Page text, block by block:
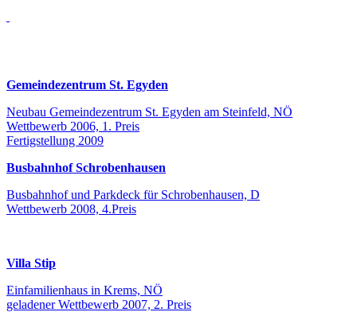
Gemeindezentrum St. Egyden
Neubau Gemeindezentrum St. Egyden am Steinfeld, NÖ
Wettbewerb 2006, 1. Preis
Fertigstellung 2009
Busbahnhof Schrobenhausen
Busbahnhof und Parkdeck für Schrobenhausen, D
Wettbewerb 2008, 4.Preis
Villa Stip
Einfamilienhaus in Krems, NÖ
geladener Wettbewerb 2007, 2. Preis